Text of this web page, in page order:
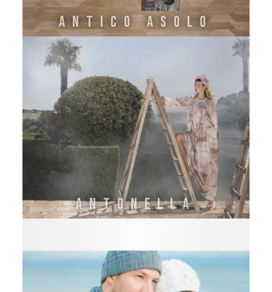
ANTICO ASOLO
ANTONELLA